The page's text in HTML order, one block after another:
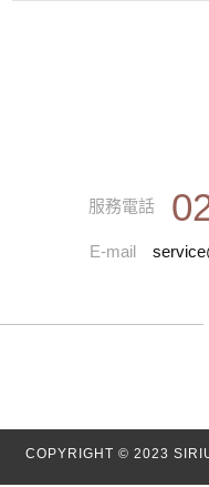
服務電話
E-mail
COPYRIGHT © 2023